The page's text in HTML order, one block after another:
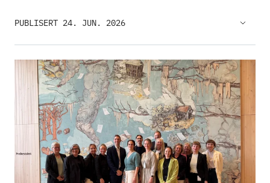
PUBLISERT 24. JUN. 2026